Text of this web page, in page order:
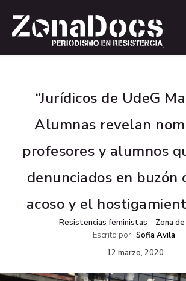
“Jurídicos de UdeG
Alumnas revelan
profesores y alumnos
denunciados en buzón
acoso y el
Resistencias feministas
Zona
Escrito por: Sofia Avila
12 marzo, 2020